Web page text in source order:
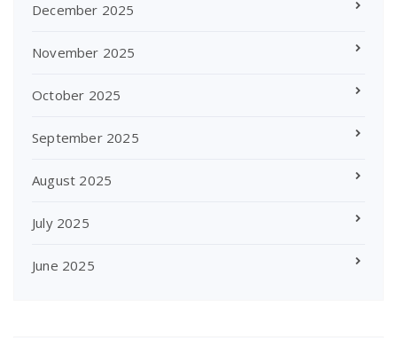
December 2025
November 2025
October 2025
September 2025
August 2025
July 2025
June 2025